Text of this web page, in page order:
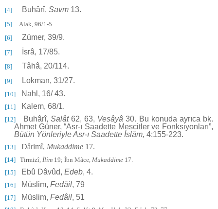
[4] Buhârî, Savm 13.
[5] Alak, 96/1-5.
[6] Zümer, 39/9.
[7] İsrâ, 17/85.
[8] Tâhâ, 20/114.
[9] Lokman, 31/27.
[10] Nahl, 16/ 43.
[11] Kalem, 68/1.
[12] Buhârî, Salât62, 63, Vesâyâ 30. Bu konuda ayrıca bk.
Ahmet Güner, “Asr-ı Saadette Mescitler ve Fonksiyonları”,
Bütün Yönleriyle Asr-ı Saadette İslâm, 4:155-223.
[13] Dârimî, Mukaddime 17.
[14] Tirmizî, İlim 19; İbn Mâce, Mukaddime 17.
[15] Ebû Dâvûd, Edeb, 4.
[16] Müslim, Fedâil, 79
[17] Müs­lim, Fedâil, 51